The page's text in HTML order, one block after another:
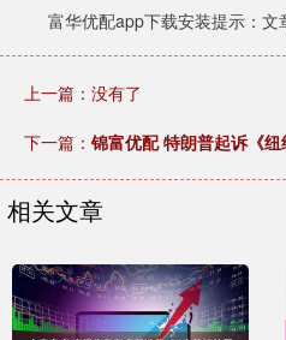
富华优配app下载安装提示：文
上一篇：没有了
下一篇： 锦富优配 特朗普起诉《
相关文章